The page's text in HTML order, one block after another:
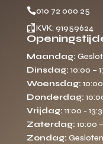
010 72 000 25
 KVK: 91959624
Maandag:
Dinsdag: 10:00 –
Woensdag:
Donderdag:
Vrijdag: 11:00 -
Zaterdag: 10:00
Zondag: Gesloten